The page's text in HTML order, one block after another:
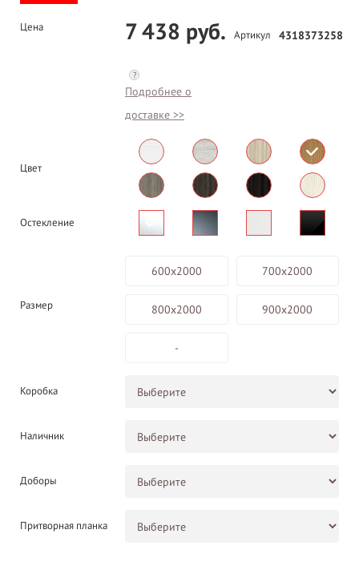
Цена 7 438 руб.
?
Подробнее о
доставке >>
Артикул 4318373258
Цвет
Остекление
Размер
600х2000 700х2000
800х2000 900х2000
-
Коробка
Наличник
Доборы
Притворная планка